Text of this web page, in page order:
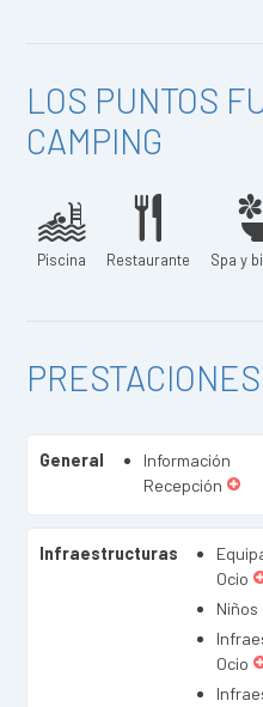
LOS PUNTOS
CAMPING
Piscina Restaurante Spa y
PRESTACIONES
General
Información
Recepción
Infraestructuras
Ocio
Niños
Ocio